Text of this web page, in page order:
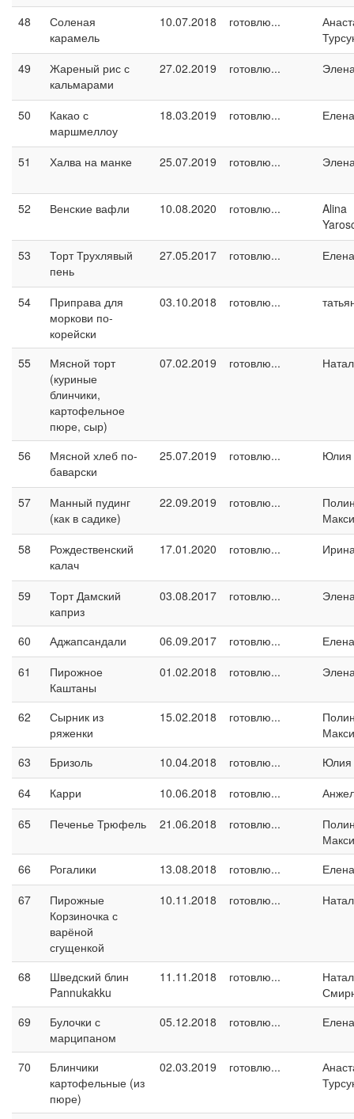
48
Соленая
карамель
10.07.2018 готовлю...
49
Жареный рис с
кальмарами
27.02.2019 готовлю...
50
Какао с
маршмеллоу
18.03.2019 готовлю...
51 Халва на манке 25.07.2019 готовлю...
52 Венские вафли 10.08.2020 готовлю...
Alina
53
Торт Трухлявый
пень
27.05.2017 готовлю...
54
Приправа для
моркови по-
корейски
03.10.2018 готовлю...
55
Мясной торт
(куриные
блинчики,
картофельное
пюре, сыр)
07.02.2019 готовлю...
56
Мясной хлеб по-
баварски
25.07.2019 готовлю... Юлия
57
Манный пудинг
(как в садике)
22.09.2019 готовлю...
58
Рождественский
калач
17.01.2020 готовлю...
59
Торт Дамский
каприз
03.08.2017 готовлю...
60 Аджапсандали 06.09.2017 готовлю...
Елена
61
Пирожное
Каштаны
01.02.2018 готовлю...
62
Сырник из
ряженки
15.02.2018 готовлю...
63
Бризоль 10.04.2018 готовлю...
Юлия
64
Карри 10.06.2018 готовлю...
65
Печенье Трюфель 21.06.2018 готовлю...
66
Рогалики 13.08.2018 готовлю...
67
Пирожные
Корзиночка с
варёной
сгущенкой
10.11.2018 готовлю...
68
Шведский блин
Pannukakku
11.11.2018 готовлю...
69
Булочки с
марципаном
05.12.2018 готовлю...
70
Блинчики
картофельные (из
пюре)
02.03.2019 готовлю...